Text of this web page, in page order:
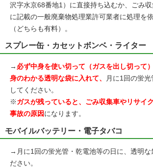
沢字水京68番地1）に直接持ち込むか、ごみ
に記載の一般廃棄物処理業許可業者に処理を
（どちらも有料）。
スプレー缶・カセットボンベ・ライター
→ 必ず中身を使い切って（ガスを出し切って
身のわかる透明な袋に入れて、
月に1回の蛍
してください。
※ガスが残っていると、ごみ収集車やリサイ
事故の原因になります。
モバイルバッテリー・電子タバコ
→月に1回の蛍光管・乾電池等の日に、透明な
ださい。